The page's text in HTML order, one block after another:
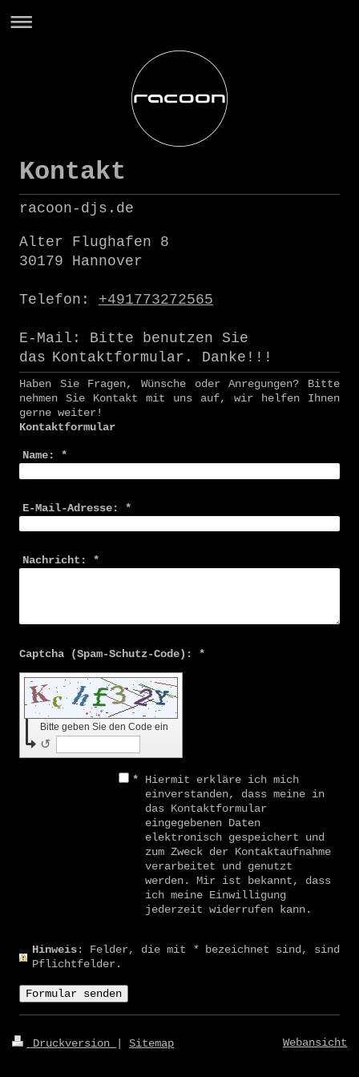
Kontakt
racoon-djs.de
Alter Flughafen
8
30179
Hannover
Telefon: +491773272565
E-Mail: Bitte benutzen Sie
das Kontaktformular. Danke!!!
Haben Sie Fragen, Wünsche oder Anregungen? Bitte
nehmen Sie Kontakt mit uns auf, wir helfen Ihnen
gerne weiter!
Kontaktformular
Name: *
E-Mail-Adresse: *
Nachricht: *
Captcha (Spam-Schutz-Code): *
Bitte geben Sie den Code ein
↺
*
Hiermit erkläre ich mich
einverstanden, dass meine in
das Kontaktformular
eingegebenen Daten
elektronisch gespeichert und
zum Zweck der Kontaktaufnahme
verarbeitet und genutzt
werden. Mir ist bekannt, dass
ich meine Einwilligung
jederzeit widerrufen kann.
Hinweis : Felder, die mit * bezeichnet sind, sind
Pflichtfelder.
Druckversion Sitemap Webansicht